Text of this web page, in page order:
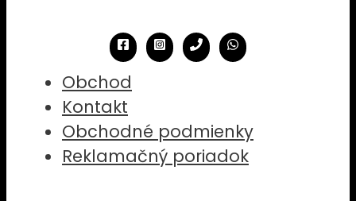
Obchod
Kontakt
Obchodné podmienky
Reklamačný poriadok